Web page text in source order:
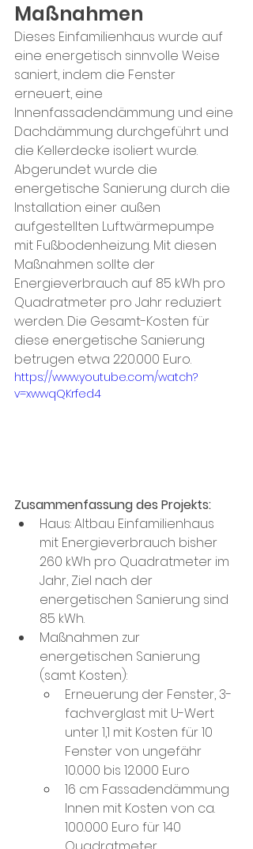
Maßnahmen
Dieses Einfamilienhaus wurde auf
eine energetisch sinnvolle Weise
saniert, indem die Fenster
erneuert, eine
Innenfassadendämmung und eine
Dachdämmung durchgeführt und
die Kellerdecke isoliert wurde.
Abgerundet wurde die
energetische Sanierung durch die
Installation einer außen
aufgestellten Luftwärmepumpe
mit Fußbodenheizung. Mit diesen
Maßnahmen sollte der
Energieverbrauch auf 85 kWh pro
Quadratmeter pro Jahr reduziert
werden. Die Gesamt-Kosten für
diese energetische Sanierung
betrugen etwa 220.000 Euro.
https://www.youtube.com/watch?
v=xwwqQKrfed4
Zusammenfassung des Projekts:
Haus: Altbau Einfamilienhaus
mit Energieverbrauch bisher
260 kWh pro Quadratmeter im
Jahr, Ziel nach der
energetischen Sanierung sind
85 kWh.
Maßnahmen zur
energetischen Sanierung
(samt Kosten):
Erneuerung der Fenster, 3-
fachverglast mit U-Wert
unter 1,1 mit Kosten für 10
Fenster von ungefähr
10.000 bis 12.000 Euro
16 cm Fassadendämmung
Innen mit Kosten von ca.
100.000 Euro für 140